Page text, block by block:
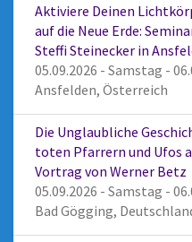
Aktiviere Deinen
auf die Neue Erde:
Steffi Steinecker in
05.09.2026 - Samstag -
Ansfelden, Österreich
Die Unglaubliche
toten Pfarrern und Ufos
Vortrag von Werner Betz
05.09.2026 - Samstag -
Bad Gögging,